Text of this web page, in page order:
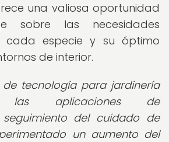
una valiosa oportunidad
sobre las necesidades
cada especie y su óptimo
de interior.
tecnología para jardinería
las aplicaciones de
del cuidado de
un aumento del